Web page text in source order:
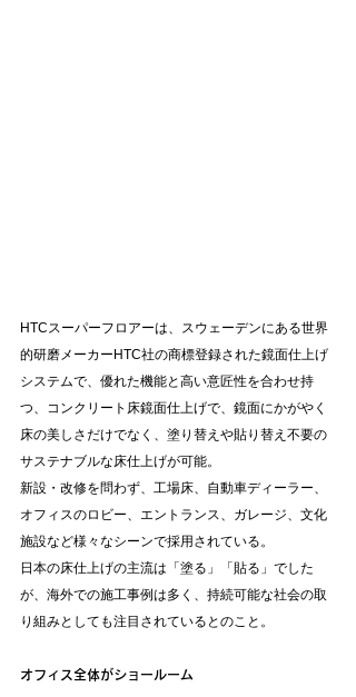
HTCスーパーフロアーは、スウェーデンにある世界
的研磨メーカーHTC社の商標登録された鏡面仕上げ
システムで、優れた機能と高い意匠性を合わせ持
つ、コンクリート床鏡面仕上げで、鏡面にかがやく
床の美しさだけでなく、塗り替えや貼り替え不要の
サステナブルな床仕上げが可能。
新設・改修を問わず、工場床、自動車ディーラー、
オフィスのロビー、エントランス、ガレージ、文化
施設など様々なシーンで採用されている。
日本の床仕上げの主流は「塗る」「貼る」でした
が、海外での施工事例は多く、持続可能な社会の取
り組みとしても注目されているとのこと。
オフィス全体がショールーム